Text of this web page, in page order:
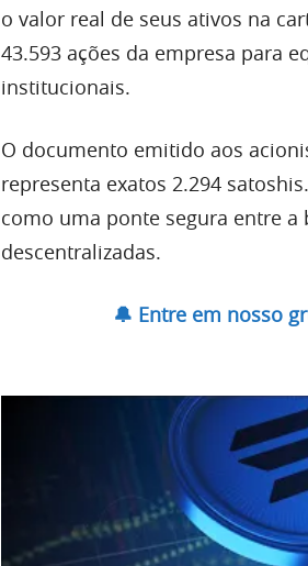
o valor real de seus ativos na
43.593 ações da empresa para
institucionais.
O documento emitido aos
representa exatos 2.294
como uma ponte segura entre
descentralizadas.
🔔 Entre em nosso